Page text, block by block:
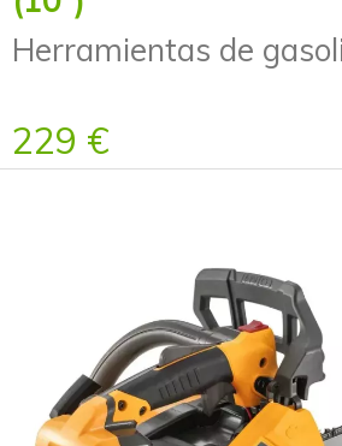
Herramientas de
229 €